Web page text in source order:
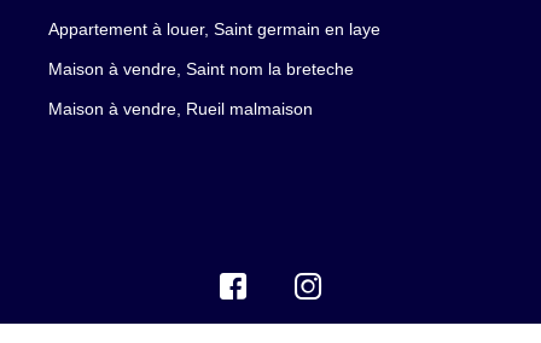
Appartement à louer, Saint germain en laye
Maison à vendre, Saint nom la breteche
Maison à vendre, Rueil malmaison